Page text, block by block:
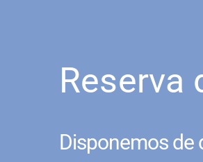
Reserva
Disponemos de